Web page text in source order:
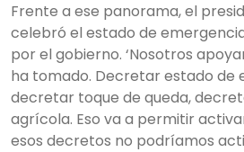
Frente a ese panorama, el
celebró el estado de
por el gobierno. ‘Nosotros
ha tomado. Decretar estado de
decretar toque de queda,
agrícola. Eso va a permitir
esos decretos no podríamos